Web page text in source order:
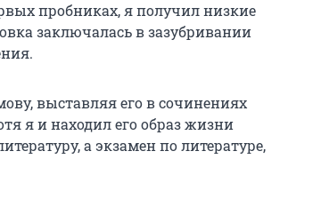
пробниках, я получил низкие
заключалась в зазубривании
выставляя его в сочинениях
я и находил его образ жизни
а экзамен по литературе,